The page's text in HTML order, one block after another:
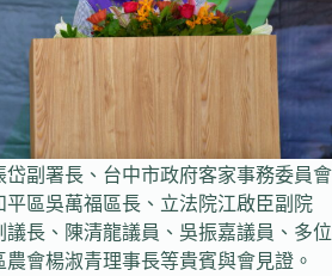
副署長、台中市政府客家事務委員會
區吳萬福區長、立法院江啟臣副院
長、陳清龍議員、吳振嘉議員、多位
會楊淑青理事長等貴賓與會見證。